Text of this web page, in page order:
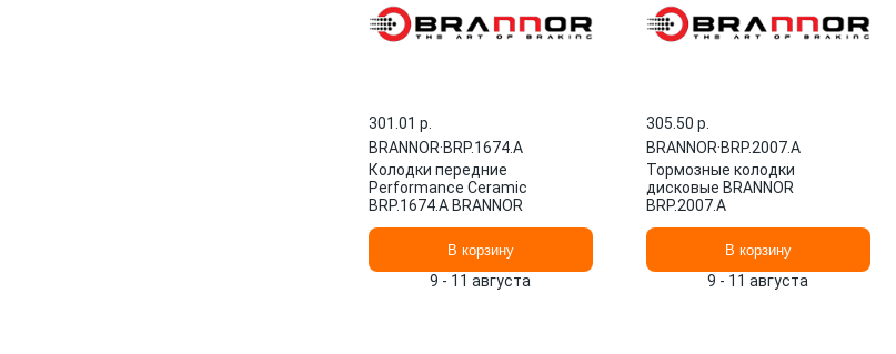
301.01 p.
BRANNOR·BRP.1674.A
Колодки передние
Performance Ceramic
BRP.1674.A BRANNOR
В корзину
9 - 11 августа
305.50 p.
BRANNOR·BRP.2007.A
Тормозные колодки
дисковые BRANNOR
BRP.2007.A
В корзину
9 - 11 августа